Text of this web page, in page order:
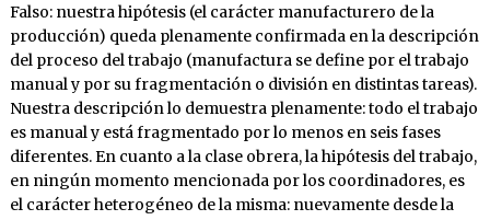
Falso: nuestra hipótesis (el carácter manufacturero de la
producción) queda plenamente confirmada en la descripción
del proceso del trabajo (manufactura se define por el trabajo
manual y por su fragmentación o división en distintas tareas).
Nuestra descripción lo demuestra plenamente: todo el trabajo
es manual y está fragmentado por lo menos en seis fases
diferentes. En cuanto a la clase obrera, la hipótesis del trabajo,
en ningún momento mencionada por los coordinadores, es
el carácter heterogéneo de la misma: nuevamente desde la